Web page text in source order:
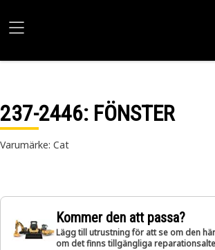
237-2446: FÖNSTER
Varumärke: Cat
Kommer den att passa?
Lägg till utrustning för att se om den
om det finns tillgängliga